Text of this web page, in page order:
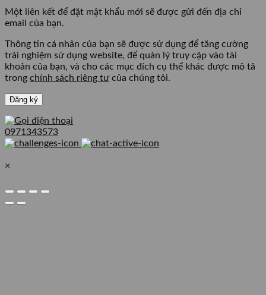
Một liên kết để đặt mật khẩu mới sẽ được gửi đến địa chỉ
email của bạn.
Thông tin cá nhân của bạn sẽ được sử dụng để tăng cường
trải nghiệm sử dụng website, để quản lý truy cập vào tài
khoản của bạn, và cho các mục đích cụ thể khác được mô tả
trong chính sách riêng tưcủa chúng tôi.
Đăng ký
0971343573
×